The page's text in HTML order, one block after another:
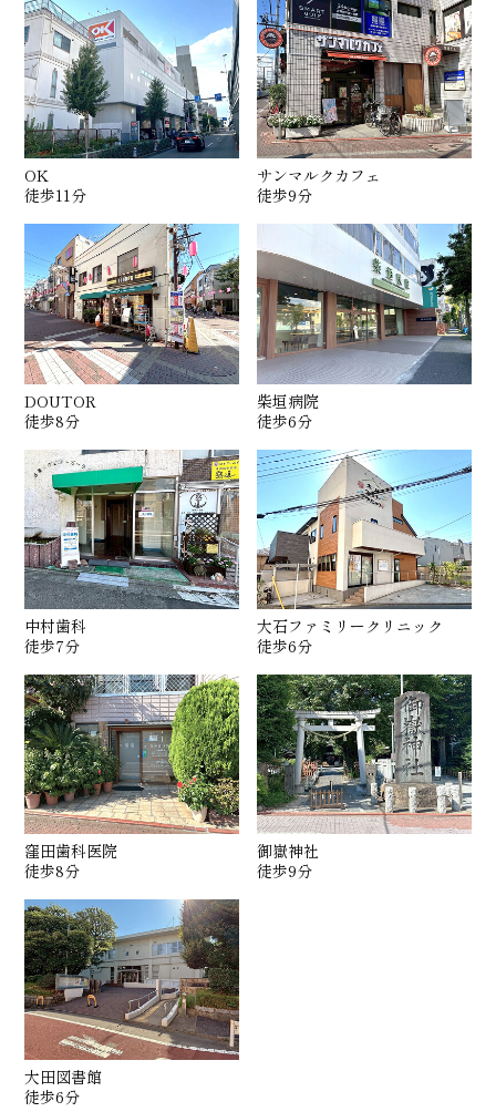
OK
徒歩11分
サンマルクカフェ
徒歩9分
DOUTOR
徒歩8分
柴垣病院
徒歩6分
中村歯科
徒歩7分
大石ファミリークリニック
徒歩6分
窪田歯科医院
徒歩8分
御嶽神社
徒歩9分
大田図書館
徒歩6分